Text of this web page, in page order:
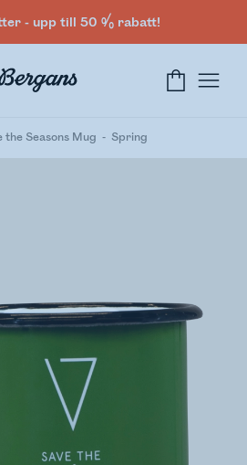
- upp till 50 % rabatt!
the Seasons Mug Spring